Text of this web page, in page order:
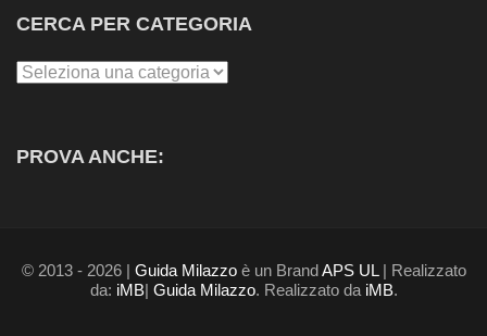
CERCA PER CATEGORIA
Cerca
PROVA ANCHE:
© 2013 - 2026 | Guida Milazzo è un BrandAPS UL| Realizzato
da: iMB| Guida Milazzo. Realizzato da iMB.